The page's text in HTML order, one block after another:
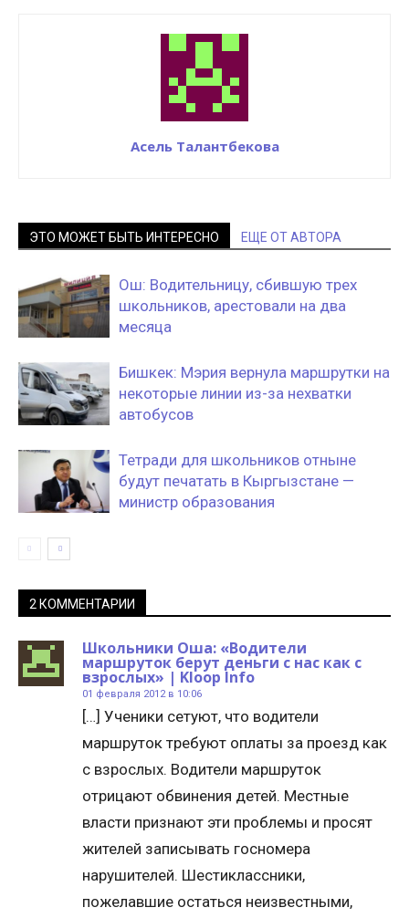
Асель Талантбекова
ЭТО МОЖЕТ БЫТЬ ИНТЕРЕСНО ЕЩЕ ОТ АВТОРА
Ош: Водительницу, сбившую трех
школьников, арестовали на два
месяца
Бишкек: Мэрия вернула маршрутки на
некоторые линии из-за нехватки
автобусов
Тетради для школьников отныне
будут печатать в Кыргызстане —
министр образования
2 КОММЕНТАРИИ
Школьники Оша: «Водители
маршруток берут деньги с нас как с
взрослых» | Kloop Info
01 февраля 2012 в 10:06
[…] Ученики сетуют, что водители
маршруток требуют оплаты за проезд как
с взрослых. Водители маршруток
отрицают обвинения детей. Местные
власти признают эти проблемы и просят
жителей записывать госномера
нарушителей. Шестиклассники,
пожелавшие остаться неизвестными,